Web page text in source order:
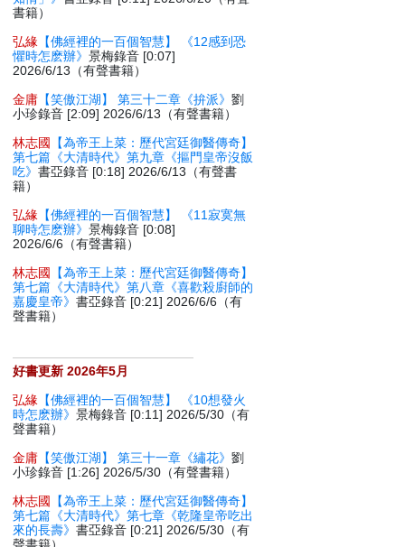
書籍）
弘緣 【佛經裡的一百個智慧】 《12感到恐
懼時怎麽辦》景梅錄音 [0:07]
2026/6/13（有聲書籍）
金庸 【笑傲江湖】 第三十二章《拚派》劉
小珍錄音 [2:09] 2026/6/13（有聲書籍）
林志國
【為帝王上菜：歷代宮廷御醫傳奇】
第七篇《大清時代》第九章《摳門皇帝沒飯
吃》書亞錄音 [0:18] 2026/6/13（有聲書
籍）
弘緣 【佛經裡的一百個智慧】 《11寂寞無
聊時怎麽辦》景梅錄音 [0:08]
2026/6/6（有聲書籍）
林志國
【為帝王上菜：歷代宮廷御醫傳奇】
第七篇《大清時代》第八章《喜歡殺廚師的
嘉慶皇帝》書亞錄音 [0:21] 2026/6/6（有
聲書籍）
好書更新 2026年5月
弘緣 【佛經裡的一百個智慧】 《10想發火
時怎麽辦》景梅錄音 [0:11] 2026/5/30（有
聲書籍）
金庸 【笑傲江湖】 第三十一章《繡花》劉
小珍錄音 [1:26] 2026/5/30（有聲書籍）
林志國
【為帝王上菜：歷代宮廷御醫傳奇】
第七篇《大清時代》第七章《乾隆皇帝吃出
來的長壽》書亞錄音 [0:21] 2026/5/30（有